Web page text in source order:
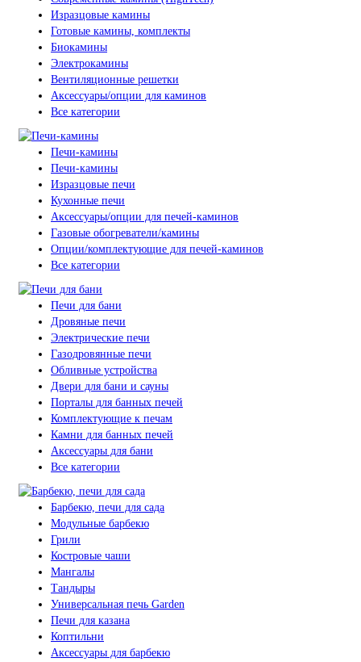
Изразцовые камины
Готовые камины, комплекты
Биокамины
Электрокамины
Вентиляционные решетки
Аксессуары/опции для каминов
Все категории
Печи-камины
Печи-камины
Изразцовые печи
Кухонные печи
Аксессуары/опции для печей-каминов
Газовые обогреватели/камины
Опции/комплектующие для печей-каминов
Все категории
Печи для бани
Дровяные печи
Электрические печи
Газодровянные печи
Обливные устройства
Двери для бани и сауны
Порталы для банных печей
Комплектующие к печам
Камни для банных печей
Аксессуары для бани
Все категории
Барбекю, печи для сада
Модульные барбекю
Грили
Костровые чаши
Мангалы
Тандыры
Универсальная печь Garden
Печи для казана
Коптильни
Аксессуары для барбекю